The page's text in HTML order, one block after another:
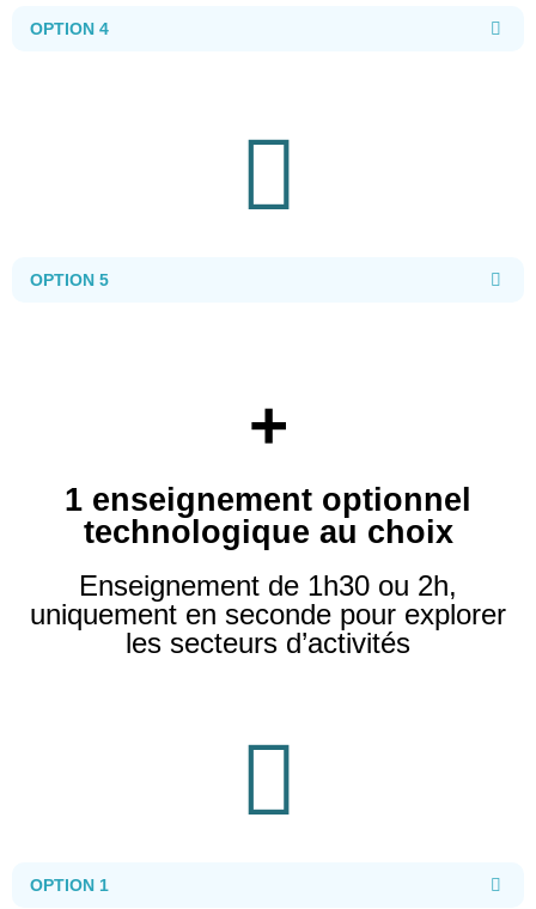
OPTION 4
OPTION 5
+
1 enseignement optionnel
technologique au choix
Enseignement de 1h30 ou 2h,
uniquement en seconde pour explorer
les secteurs d’activités
OPTION 1